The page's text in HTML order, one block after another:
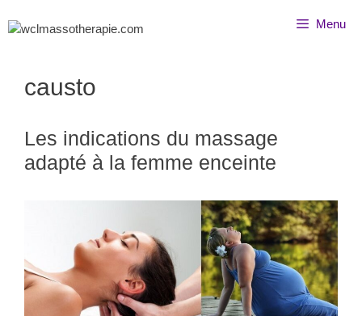
Menu
causto
Les indications du massage
adapté à la femme enceinte